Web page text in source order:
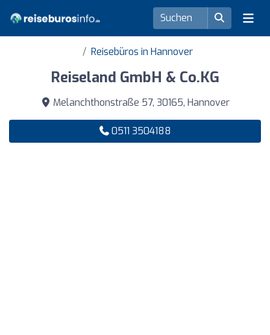
Reisebüros in Hannover
Reiseland GmbH & Co.KG
Melanchthonstraße 57, 30165, Hannover
0511 3504188